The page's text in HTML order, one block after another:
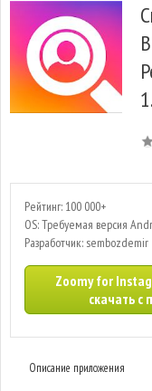
Рейтинг: 100 000+
OS: Требуемая версия
Разработчик: sembozdemir
Zoomy for
скачать с
Описание приложения